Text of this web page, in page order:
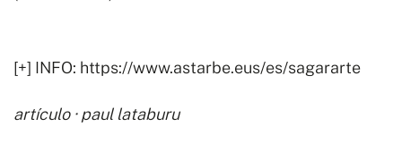
[+] INFO: https://www.astarbe.eus/es/sagararte
artículo · paul lataburu